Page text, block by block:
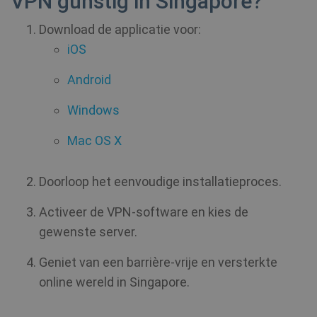
Download de applicatie voor:
iOS
Android
Windows
Mac OS X
Doorloop het eenvoudige installatieproces.
Activeer de VPN-software en kies de
gewenste server.
Geniet van een barrière-vrije en versterkte
online wereld in Singapore.
__cflb
CookieScriptConsent
_clsk
Microsoft
1 dag
PHPSESSID